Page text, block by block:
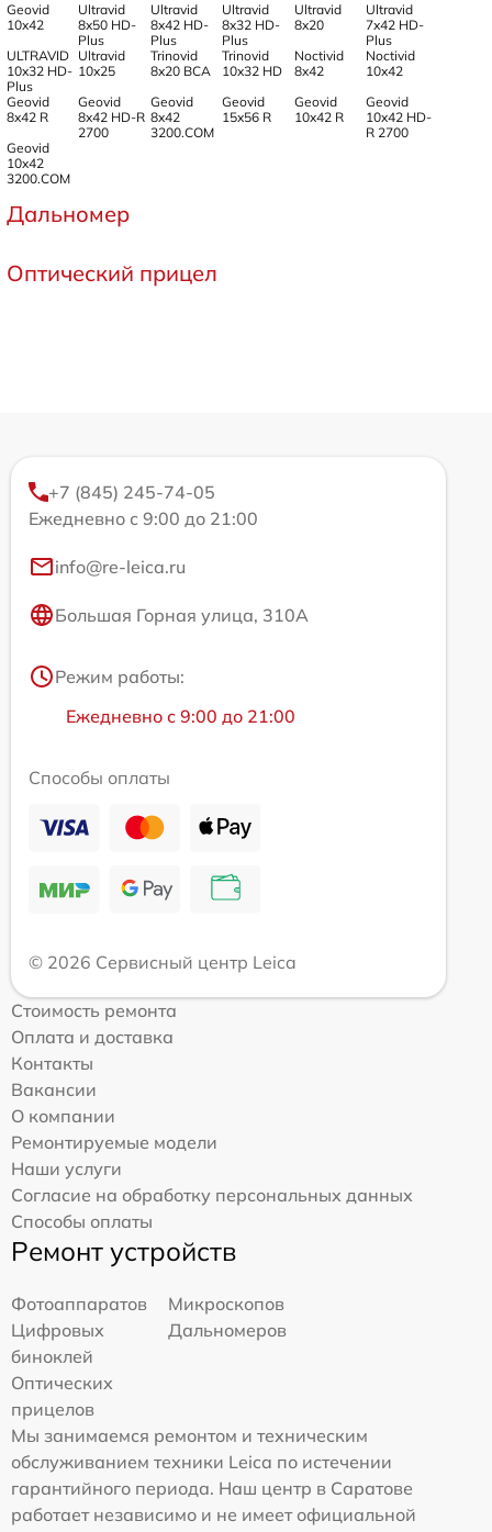
Geovid
10x42
Ultravid
8x50 HD-
Plus
Ultravid
8x42 HD-
Plus
Ultravid
8x32 HD-
Plus
Ultravid
8x20
Ultravid
7x42 HD-
Plus
ULTRAVID
10x32 HD-
Plus
Ultravid
10x25
Trinovid
8x20 BCA
Trinovid
10x32 HD
Noctivid
8x42
Noctivid
10x42
Geovid
8x42 R
Geovid
8x42 HD-R
2700
Geovid
8x42
3200.COM
Geovid
15x56 R
Geovid
10x42 R
Geovid
10x42 HD-
R 2700
Geovid
10x42
3200.COM
Дальномер
Оптический прицел
+7 (845) 245-74-05
Ежедневно с 9:00 до 21:00
info@re-leica.ru
Большая Горная улица, 310А
Режим работы:
Ежедневно с 9:00 до 21:00
Способы оплаты
© 2026 Сервисный центр Leica
Стоимость ремонта
Оплата и доставка
Контакты
Вакансии
О компании
Ремонтируемые модели
Наши услуги
Согласие на обработку персональных данных
Способы оплаты
Ремонт устройств
Фотоаппаратов
Микроскопов
Цифровых
биноклей
Дальномеров
Оптических
прицелов
Мы занимаемся ремонтом и техническим
обслуживанием техники Leica по истечении
гарантийного периода. Наш центр в Саратове
работает независимо и не имеет официальной